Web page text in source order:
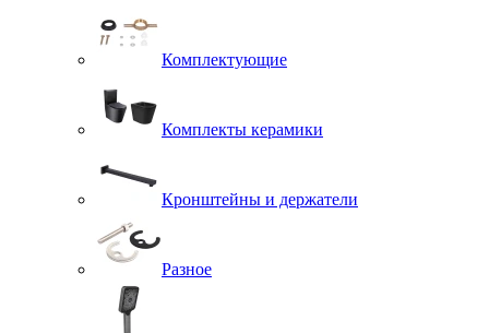
Комплектующие
Комплекты керамики
Кронштейны и держатели
Разное